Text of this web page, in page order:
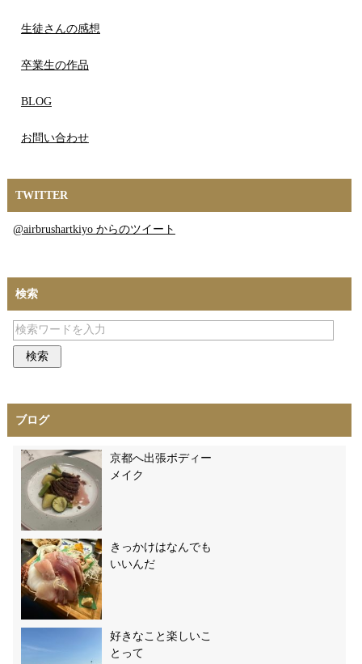
生徒さんの感想
卒業生の作品
BLOG
お問い合わせ
TWITTER
@airbrushartkiyo からのツイート
検索
ブログ
京都へ出張ボディー
メイク
きっかけはなんでも
いいんだ
好きなこと楽しいこ
とって